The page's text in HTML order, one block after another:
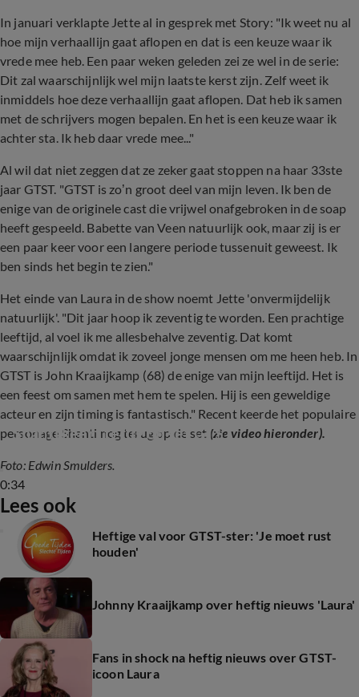
In januari verklapte Jette al in gesprek met Story: "Ik weet nu al
hoe mijn verhaallijn gaat aflopen en dat is een keuze waar ik
vrede mee heb. Een paar weken geleden zei ze wel in de serie:
Dit zal waarschijnlijk wel mijn laatste kerst zijn. Zelf weet ik
inmiddels hoe deze verhaallijn gaat aflopen. Dat heb ik samen
met de schrijvers mogen bepalen. En het is een keuze waar ik
achter sta. Ik heb daar vrede mee..."
Al wil dat niet zeggen dat ze zeker gaat stoppen na haar 33ste
jaar GTST. "GTST is zo’n groot deel van mijn leven. Ik ben de
enige van de originele cast die vrijwel onafgebroken in de soap
heeft gespeeld. Babette van Veen natuurlijk ook, maar zij is er
een paar keer voor een langere periode tussenuit geweest. Ik
ben sinds het begin te zien."
Het einde van Laura in de show noemt Jette 'onvermijdelijk
natuurlijk'. "Dit jaar hoop ik zeventig te worden. Een prachtige
leeftijd, al voel ik me allesbehalve zeventig. Dat komt
waarschijnlijk omdat ik zoveel jonge mensen om me heen heb. In
GTST is John Kraaijkamp (68) de enige van mijn leeftijd. Het is
een feest om samen met hem te spelen. Hij is een geweldige
acteur en zijn timing is fantastisch." Recent keerde het populaire
personage Shanti nog terug op de set (zie video hieronder).
0:34
Shanti keert terug op set GTST
Foto: Edwin Smulders.
Lees ook
Heftige val voor GTST-ster: 'Je moet rust
houden'
Johnny Kraaijkamp over heftig nieuws 'Laura'
Fans in shock na heftig nieuws over GTST-
icoon Laura